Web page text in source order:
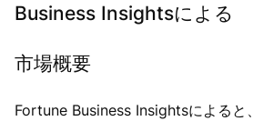
Business Insightsによる
市場概要
Fortune Business Insightsによると